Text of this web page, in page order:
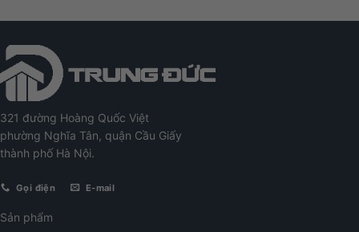
321 đường Hoàng Quốc Việt
phường Nghĩa Tân, quận Cầu Giấy
thành phố Hà Nội.
Gọi điện E-mail
Sản phẩm